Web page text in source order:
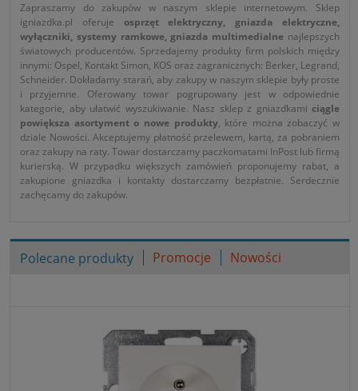
Zapraszamy do zakupów w naszym sklepie internetowym. Sklep
igniazdka.pl oferuje osprzęt elektryczny, gniazda elektryczne,
wyłączniki, systemy ramkowe, gniazda multimedialne najlepszych
światowych producentów. Sprzedajemy produkty firm polskich między
innymi: Ospel, Kontakt Simon, KOS oraz zagranicznych: Berker, Legrand,
Schneider. Dokładamy starań, aby zakupy w naszym sklepie były proste
i przyjemne. Oferowany towar pogrupowany jest w odpowiednie
kategorie, aby ułatwić wyszukiwanie. Nasz sklep z gniazdkami ciągle
powiększa asortyment o nowe produkty, które można zobaczyć w
dziale Nowości. Akceptujemy płatność przelewem, kartą, za pobraniem
oraz zakupy na raty. Towar dostarczamy paczkomatami InPost lub firmą
kurierską. W przypadku większych zamówień proponujemy rabat, a
zakupione gniazdka i kontakty dostarczamy bezpłatnie. Serdecznie
zachęcamy do zakupów.
Polecane produkty Promocje Nowości